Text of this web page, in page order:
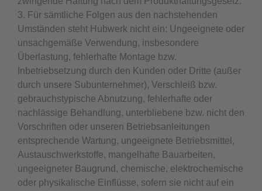
3. Für sämtliche Folgen aus den nachstehenden
Umständen steht Hubwerk nicht ein: Ungeeignete oder
unsachgemäße Verwendung, insbesondere
Überlastung, fehlerhafte Montage bzw.
Inbetriebsetzung durch den Kunden oder Dritte (außer
durch unsere Subunternehmer), Verschleiß bzw.
gebrauchstypische Abnutzung, fehlerhafte oder
nachlässige Behandlung, unterbliebene bzw. nicht den
Vorschriften oder unseren Betriebsanleitungen
entsprechende Wartung, ungeeignete Betriebsmittel,
Austauschwerkstoffe, mangelhafte Bauarbeiten,
ungeeigneter Baugrund, chemische, elektrochemische
oder physikalische Einflüsse, sofern sie nicht auf ein